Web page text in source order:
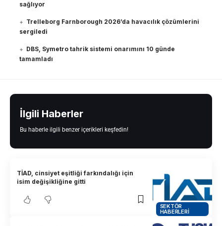
sağlıyor
Trelleborg Farnborough 2026’da havacılık çözümlerini
sergiledi
DBS, Symetro tahrik sistemi onarımını 10 günde
tamamladı
İlgili Haberler
Bu haberle ilgili benzer içerikleri keşfedin!
SEKTÖR
HABERLERI
TİAD, cinsiyet eşitliği farkındalığı için
isim değişikliğine gitti